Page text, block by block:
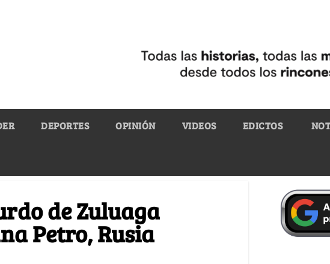
DEPORTES OPINIÓN VIDEOS EDICTOS
de Zuluaga
Petro, Rusia